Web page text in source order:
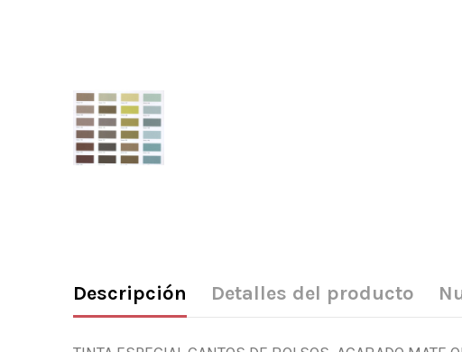
Descripción Detalles del producto